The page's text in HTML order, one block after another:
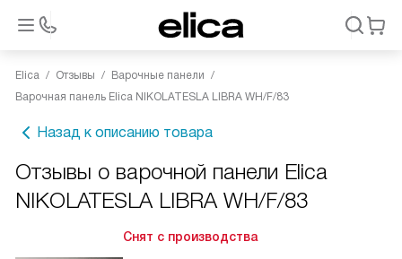
Elica Отзывы
Варочные панели
Варочная панель Elica NIKOLATESLA LIBRA WH/F/83
Назад к описанию товара
Отзывы о варочной панели Elica
NIKOLATESLA LIBRA WH/F/83
Снят с производства